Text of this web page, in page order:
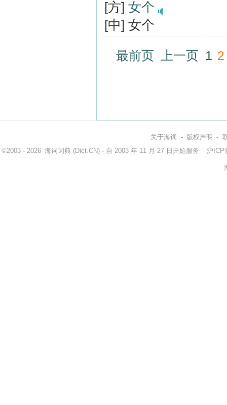
[方] 女个
[中] 女个
最前页 上一页 1 2
关于海词 - 版权声明 -
©2003 - 2026 海词词典 (Dict.CN) - 自 2003 年 11 月 27 日开始服务 沪ICP